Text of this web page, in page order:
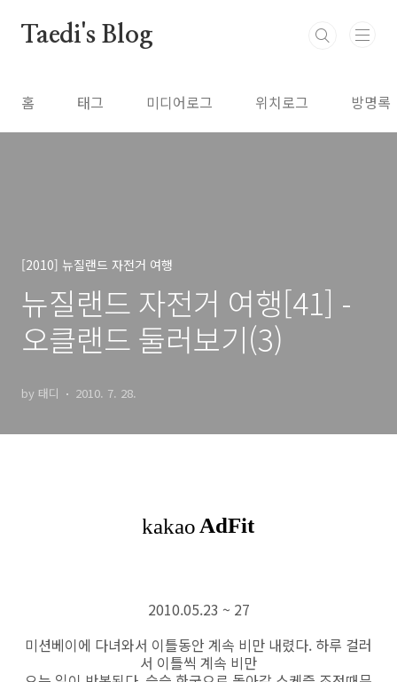
Taedi's Blog
홈 태그 미디어로그 위치로그 방명록
[2010] 뉴질랜드 자전거 여행
뉴질랜드 자전거 여행[41] -
오클랜드 둘러보기(3)
by 태디 2010. 7. 28.
2010.05.23 ~ 27
미션베이에 다녀와서 이틀동안 계속 비만 내렸다. 하루 걸러
서 이틀씩 계속 비만